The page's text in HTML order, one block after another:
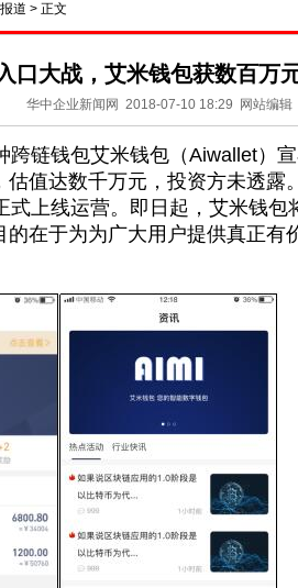
道 > 正文
口大战，艾米钱包获数百万
华中企业新闻网 2018-07-10 18:29 网站编辑
链钱包艾米钱包（Aiwallet）
估值达数千万元，投资方未透露
式上线运营。即日起，艾米钱包
的在于为为广大用户提供真正有